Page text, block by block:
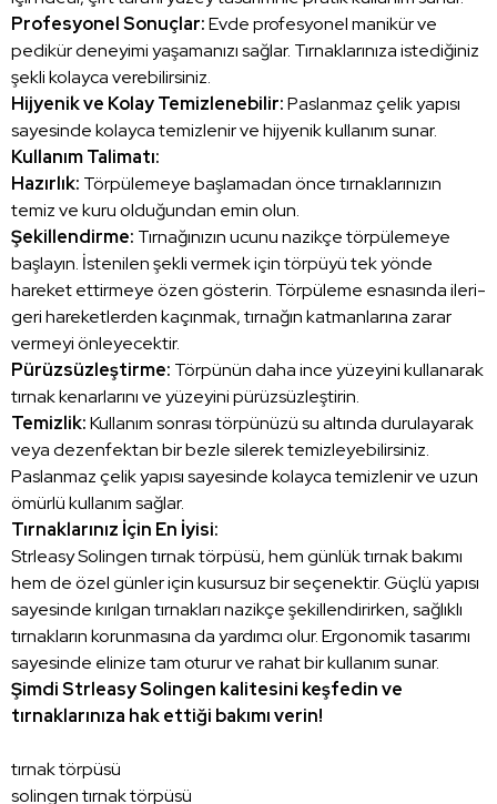
Profesyonel Sonuçlar:Evde profesyonel manikür ve
pedikür deneyimi yaşamanızı sağlar. Tırnaklarınıza istediğiniz
şekli kolayca verebilirsiniz.
Hijyenik ve Kolay Temizlenebilir:Paslanmaz çelik yapısı
sayesinde kolayca temizlenir ve hijyenik kullanım sunar.
Kullanım Talimatı:
Hazırlık: Törpülemeye başlamadan önce tırnaklarınızın
temiz ve kuru olduğundan emin olun.
Şekillendirme: Tırnağınızın ucunu nazikçe törpülemeye
başlayın. İstenilen şekli vermek için törpüyü tek yönde
hareket ettirmeye özen gösterin. Törpüleme esnasında ileri-
geri hareketlerden kaçınmak, tırnağın katmanlarına zarar
vermeyi önleyecektir.
Pürüzsüzleştirme: Törpünün daha ince yüzeyini kullanarak
tırnak kenarlarını ve yüzeyini pürüzsüzleştirin.
Temizlik:Kullanım sonrası törpünüzü su altında durulayarak
veya dezenfektan bir bezle silerek temizleyebilirsiniz.
Paslanmaz çelik yapısı sayesinde kolayca temizlenir ve uzun
ömürlü kullanım sağlar.
Tırnaklarınız İçin En İyisi:
Strleasy Solingen tırnak törpüsü, hem günlük tırnak bakımı
hem de özel günler için kusursuz bir seçenektir. Güçlü yapısı
sayesinde kırılgan tırnakları nazikçe şekillendirirken, sağlıklı
tırnakların korunmasına da yardımcı olur. Ergonomik tasarımı
sayesinde elinize tam oturur ve rahat bir kullanım sunar.
Şimdi Strleasy Solingen kalitesini keşfedin ve
tırnaklarınıza hak ettiği bakımı verin!
tırnak törpüsü
solingen tırnak törpüsü